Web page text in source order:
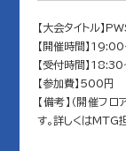
【大会タイトル】
【開催時間】
【受付時間】
【参加費】500円
【備考】（開催フ
す。詳しくはMTG